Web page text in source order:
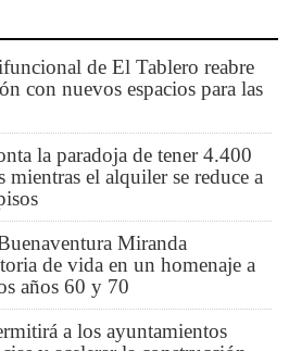
de El Tablero reabre
con nuevos espacios para las
la paradoja de tener 4.400
mientras el alquiler se reduce a
Miranda
de vida en un homenaje a
años 60 y 70
a los ayuntamientos